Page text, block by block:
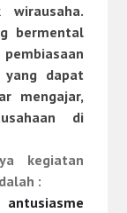
bermental
yang dapat
mengajar,
di
kegiatan
:
antusiasme